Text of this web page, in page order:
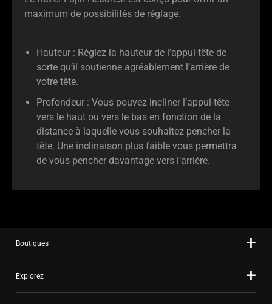
maximum de possibilités de réglage.
Hauteur : Réglez la hauteur de l’appui-tête de
sorte qu’il soutienne agréablement l’arrière de
votre tête.
Profondeur : Vous pouvez incliner l’appui-tête
vers le haut ou vers le bas en fonction de la
distance à laquelle vous souhaitez pencher la
tête. Une inclinaison plus faible vous permettra
de vous pencher davantage vers l’arrière.
Boutiques
Explorez